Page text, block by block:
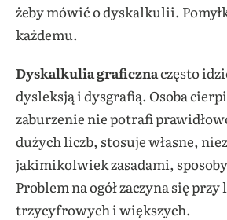
żeby mówić o dyskalkulii.
każdemu.
Dyskalkulia graficznaczęsto
dysleksją i dysgrafią. Osoba
zaburzenie nie potrafi
dużych liczb, stosuje własne,
jakimikolwiek zasadami,
Problem na ogół zaczyna się przy
trzycyfrowych i większych.